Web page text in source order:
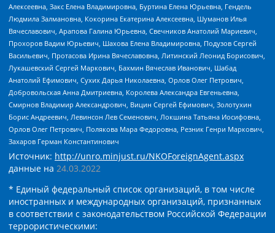
Алексеевна, Закс Елена Владимировна, Буртина Елена Юрьевна, Гендель
Людмила Залмановна, Кокорина Екатерина Алексеевна, Шуманов Илья
Вячеславович, Арапова Галина Юрьевна, Свечников Анатолий Мариевич,
Прохоров Вадим Юрьевич, Шахова Елена Владимировна, Подузов Сергей
Васильевич, Протасова Ирина Вячеславовна, Литинский Леонид Борисович,
Лукашевский Сергей Маркович, Бахмин Вячеслав Иванович, Шабад
Анатолий Ефимович, Сухих Дарья Николаевна, Орлов Олег Петрович,
Добровольская Анна Дмитриевна, Королева Александра Евгеньевна,
Смирнов Владимир Александрович, Вицин Сергей Ефимович, Золотухин
Борис Андреевич, Левинсон Лев Семенович, Локшина Татьяна Иосифовна,
Орлов Олег Петрович, Полякова Мара Федоровна, Резник Генри Маркович,
Захаров Герман Константинович
Источник: http://unro.minjust.ru/NKOForeignAgent.aspx
данные на 24.03.2022
* Единый федеральный список организаций, в том числе
иностранных и международных организаций, признанных
в соответствии с законодательством Российской Федерации
террористическими: